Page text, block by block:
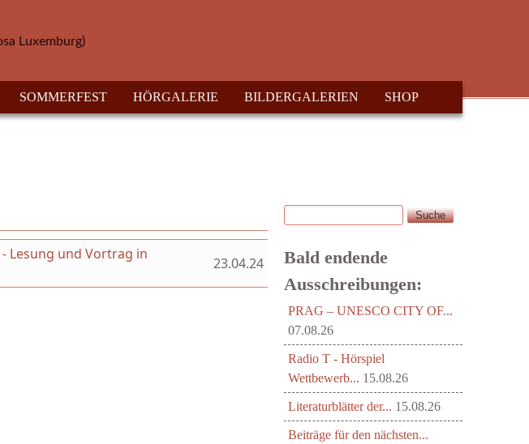
Luxemburg)
SOMMERFEST HÖRGALERIE BILDERGALERIEN SHOP
Lesung und Vortrag in
23.04.24
Suchformular
Suche
Bald endende
Ausschreibungen:
PRAG – UNESCO CITY OF...
07.08.26
Radio T - Hörspiel
Wettbewerb... 15.08.26
Literaturblätter der... 15.08.26
Beiträge für den nächsten...